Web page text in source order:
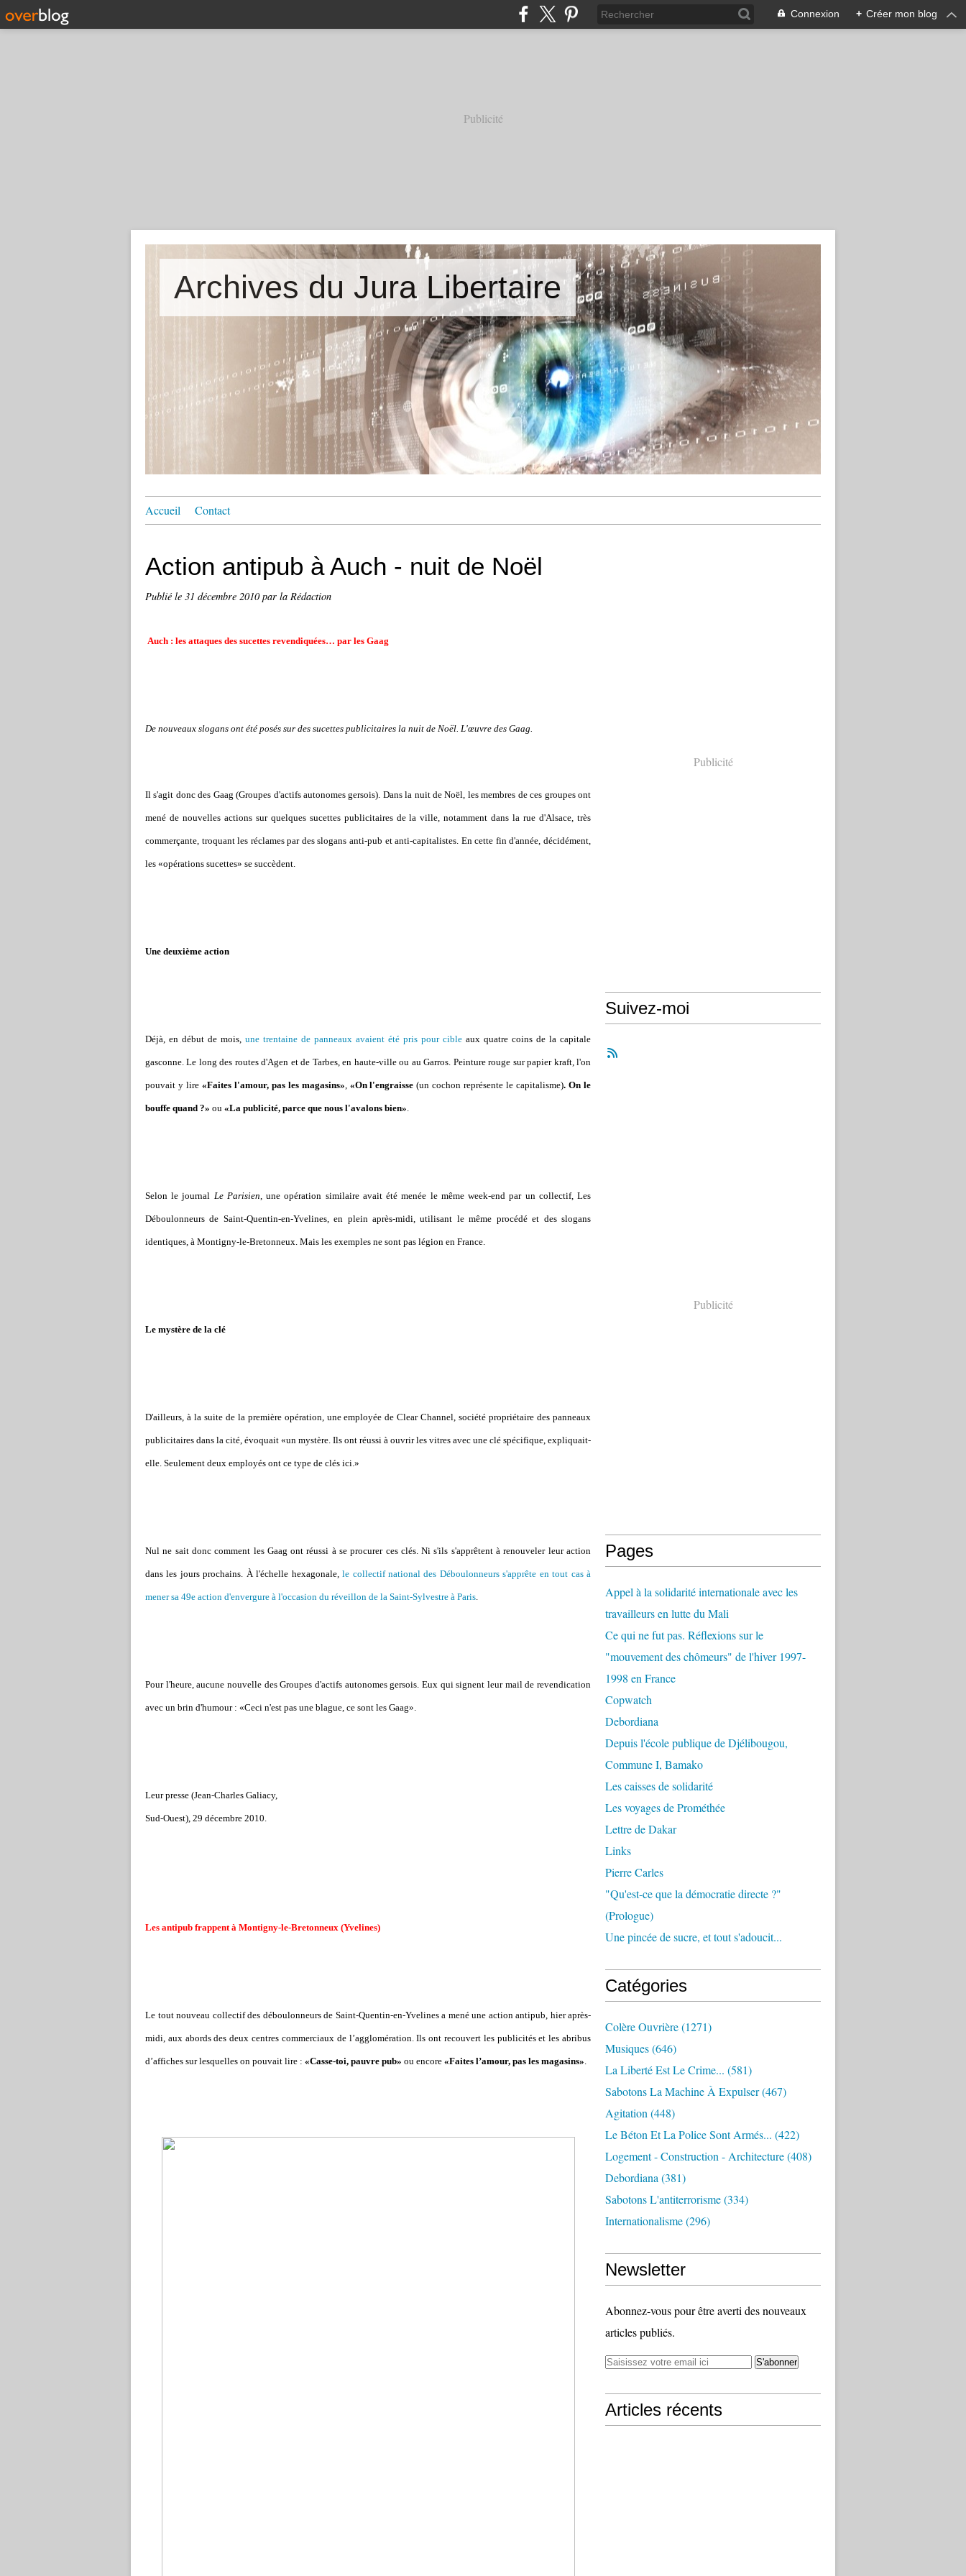
Connexion + Créer mon blog
Publicité
Archives du Jura Libertaire
Accueil Contact
Action antipub à Auch - nuit de Noël
Publié le 31 décembre 2010par la Rédaction
Auch : les attaques des sucettes revendiquées… par les Gaag
De nouveaux slogans ont été posés sur des sucettes publicitaires la nuit de Noël. L'œuvre des Gaag.
Il s'agit donc des Gaag (Groupes d'actifs autonomes gersois). Dans la nuit de Noël, les membres de ces groupes ont
mené de nouvelles actions sur quelques sucettes publicitaires de la ville, notamment dans la rue d'Alsace, très
commerçante, troquant les réclames par des slogans anti-pub et anti-capitalistes. En cette fin d'année, décidément,
les «opérations sucettes» se succèdent.
Une deuxième action
Déjà, en début de mois, une trentaine de panneaux avaient été pris pour cible aux quatre coins de la capitale
gasconne. Le long des routes d'Agen et de Tarbes, en haute-ville ou au Garros. Peinture rouge sur papier kraft, l'on
pouvait y lire «Faites l'amour, pas les magasins», «On l'engraisse (un cochon représente le capitalisme). On le
bouffe quand ?» ou «La publicité, parce que nous l'avalons bien».
Selon le journal Le Parisien, une opération similaire avait été menée le même week-end par un collectif, Les
Déboulonneurs de Saint-Quentin-en-Yvelines, en plein après-midi, utilisant le même procédé et des slogans
identiques, à Montigny-le-Bretonneux. Mais les exemples ne sont pas légion en France.
Le mystère de la clé
D'ailleurs, à la suite de la première opération, une employée de Clear Channel, société propriétaire des panneaux
publicitaires dans la cité, évoquait «un mystère. Ils ont réussi à ouvrir les vitres avec une clé spécifique, expliquait-
elle. Seulement deux employés ont ce type de clés ici.»
Nul ne sait donc comment les Gaag ont réussi à se procurer ces clés. Ni s'ils s'apprêtent à renouveler leur action
dans les jours prochains. À l'échelle hexagonale,le collectif national des Déboulonneurs s'apprête en tout cas à
mener sa 49e action d'envergure à l'occasion du réveillon de la Saint-Sylvestre à Paris.
Pour l'heure, aucune nouvelle des Groupes d'actifs autonomes gersois. Eux qui signent leur mail de revendication
avec un brin d'humour : «Ceci n'est pas une blague, ce sont les Gaag».
Leur presse (Jean-Charles Galiacy,
Sud-Ouest), 29 décembre 2010.
Les antipub frappent à Montigny-le-Bretonneux (Yvelines)
Le tout nouveau collectif des déboulonneurs de Saint-Quentin-en-Yvelines a mené une action antipub, hier après-
midi, aux abords des deux centres commerciaux de l’agglomération. Ils ont recouvert les publicités et les abribus
d’affiches sur lesquelles on pouvait lire : «Casse-toi, pauvre pub» ou encore «Faites l’amour, pas les magasins».
Publicité
Suivez-moi
Publicité
Pages
Appel à la solidarité internationale avec les
travailleurs en lutte du Mali
Ce qui ne fut pas. Réflexions sur le
"mouvement des chômeurs" de l'hiver 1997-
1998 en France
Copwatch
Debordiana
Depuis l'école publique de Djélibougou,
Commune I, Bamako
Les caisses de solidarité
Les voyages de Prométhée
Lettre de Dakar
Links
Pierre Carles
"Qu'est-ce que la démocratie directe ?"
(Prologue)
Une pincée de sucre, et tout s'adoucit...
Catégories
Colère Ouvrière(1271)
Musiques(646)
La Liberté Est Le Crime... (581)
Sabotons La Machine À Expulser(467)
Agitation (448)
Le Béton Et La Police Sont Armés... (422)
Logement - Construction - Architecture(408)
Debordiana (381)
Sabotons L'antiterrorisme(334)
Internationalisme(296)
Newsletter
Abonnez-vous pour être averti des nouveaux
articles publiés.
Articles récents